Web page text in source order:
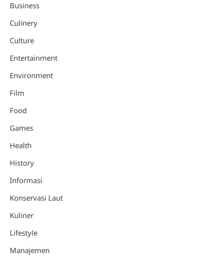
Business
Culinery
Culture
Entertainment
Environment
Film
Food
Games
Health
History
Informasi
Konservasi Laut
Kuliner
Lifestyle
Manajemen